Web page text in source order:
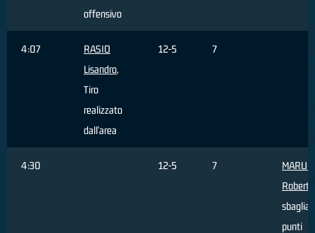
offensivo
4:07
RASIO
Lisandro,
Tiro
realizzato
dall'area
12-5 7
4:30 12-5 7
Roberto
punti